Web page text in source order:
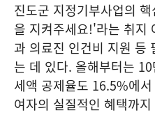
진도군 지정기부사업의
을 지켜주세요!'라는 취지
과 의료진 인건비 지원 등
는 데 있다. 올해부터는
세액 공제율도 16.5%에
여자의 실질적인 혜택까